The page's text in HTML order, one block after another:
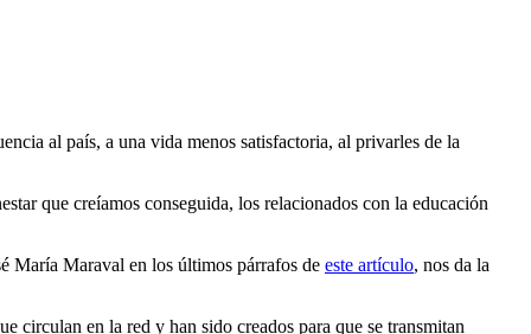
al país, a una vida menos satisfactoria, al privarles de la
que creíamos conseguida, los relacionados con la educación
María Maraval en los últimos párrafos de este artículo, nos da la
circulan en la red y han sido creados para que se transmitan